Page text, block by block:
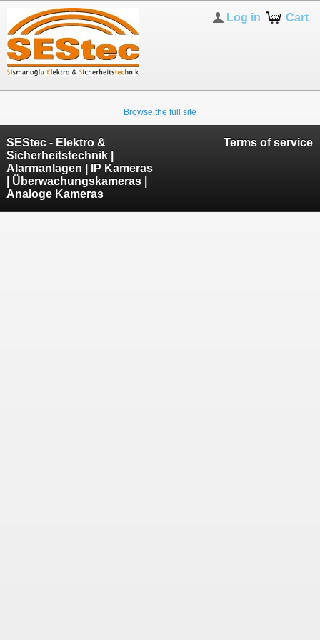
Cart
Log in
Browse the full site
SEStec - Elektro &
Sicherheitstechnik |
Alarmanlagen | IP Kameras
| Überwachungskameras |
Analoge Kameras
Terms of service